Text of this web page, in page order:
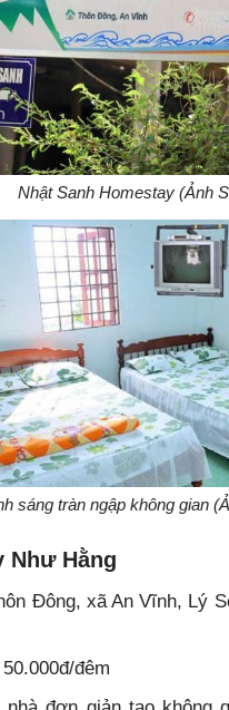
Nhật Sanh Homestay (Ảnh
sáng tràn ngập không gian
Như Hằng
Đông, xã An Vĩnh, Lý
đêm